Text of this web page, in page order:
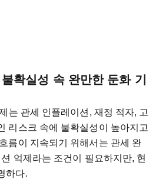
확실성 속 완만한 둔화 기
는 관세 인플레이션, 재정 적자, 고
리스크 속에 불확실성이 높아지고
름이 지속되기 위해서는 관세 완
억제라는 조건이 필요하지만, 현
하다.